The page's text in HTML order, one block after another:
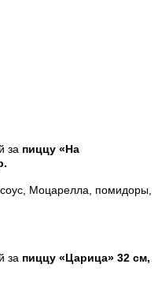
за пиццу «На
Моцарелла, помидоры,
за пиццу «Царица» 32 см,